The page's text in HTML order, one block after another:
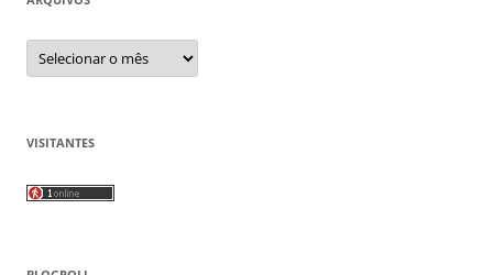
Arquivos
VISITANTES